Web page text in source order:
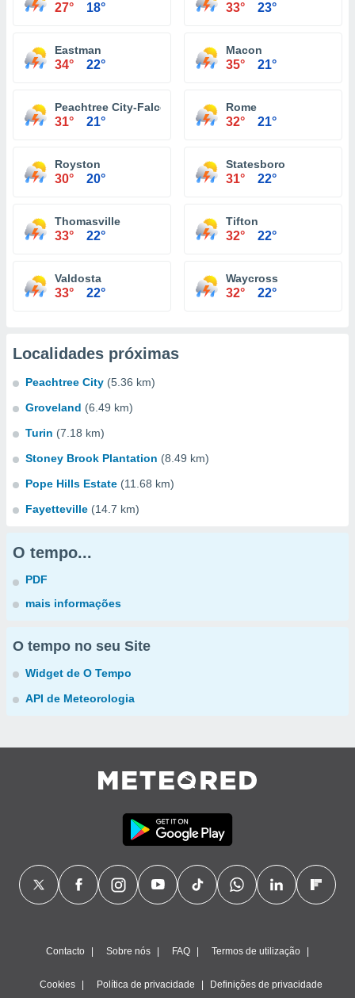
27° 18° 33° 23°
Eastman
34° 22°
Macon
35° 21°
Peachtree City-Falcon Field Atlanta
31° 21°
Rome
32° 21°
Royston
30° 20°
Statesboro
31° 22°
Thomasville
33° 22°
Tifton
32° 22°
Valdosta
33° 22°
Waycross
32° 22°
Localidades próximas
Peachtree City (5.36 km)
Groveland (6.49 km)
Turin (7.18 km)
Stoney Brook Plantation (8.49 km)
Pope Hills Estate (11.68 km)
Fayetteville (14.7 km)
O tempo...
PDF
mais informações
O tempo no seu Site
Widget de O Tempo
API de Meteorologia
Contacto Sobre nós FAQ Termos de utilização
Cookies Política de privacidade Definições de privacidade